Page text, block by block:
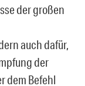
der großen
auch dafür,
der
dem Befehl